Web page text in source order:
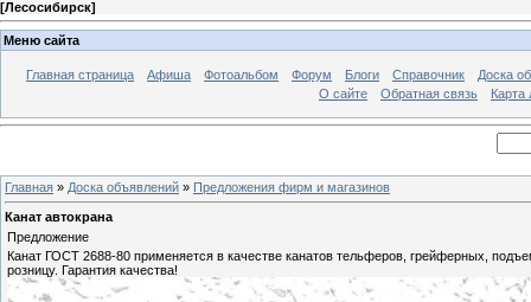
[Лесосибирск]
Меню сайта
Главная страница Афиша Фотоальбом Форум Блоги Справочник
Доска
О сайте
Обратная связь Карта
Главная » Доска объявлений » Предложения фирм и магазинов
Канат автокрана
Предложение
Канат ГОСТ 2688-80 применяется в качестве канатов тельферов, грейферных,
розницу. Гарантия качества!